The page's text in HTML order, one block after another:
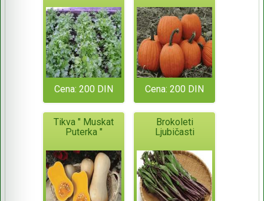
Cena: 200 DIN Cena: 200 DIN
Tikva " Muskat
Puterka "
Brokoleti
Ljubičasti